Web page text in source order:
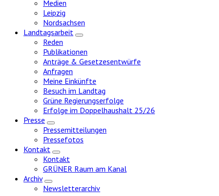
Medien
Leipzig
Nordsachsen
Landtagsarbeit
Zeige
Reden
Publikationen
Anträge & Gesetzesentwürfe
Anfragen
Meine Einkünfte
Besuch im Landtag
Grüne Regierungserfolge
Erfolge im Doppelhaushalt 25/26
Presse
Zeige
Untermenü
Pressemitteilungen
Pressefotos
Kontakt
Zeige
Untermenü
Kontakt
GRÜNER Raum am Kanal
Archiv
Zeige
Untermenü
Newsletterarchiv